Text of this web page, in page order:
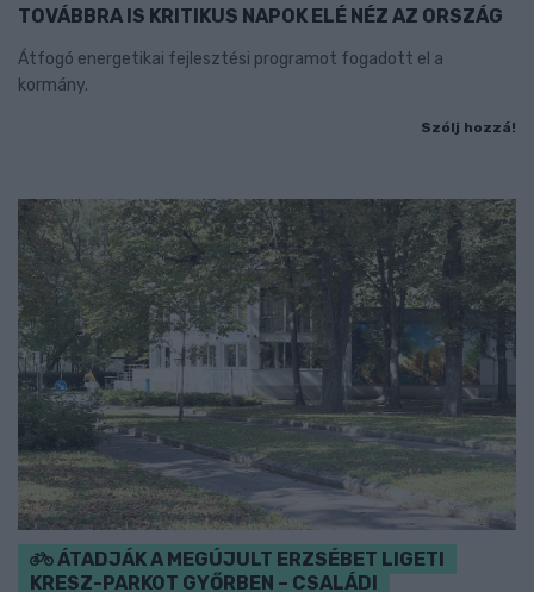
TOVÁBBRA IS KRITIKUS NAPOK ELÉ NÉZ AZ ORSZÁG
Átfogó energetikai fejlesztési programot fogadott el a
kormány.
Szólj hozzá!
ÁTADJÁK A MEGÚJULT ERZSÉBET LIGETI
KRESZ-PARKOT GYŐRBEN – CSALÁDI